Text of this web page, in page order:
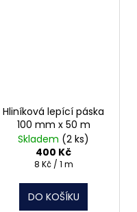
Hliníková lepící páska
100 mm x 50 m
Skladem (2 ks)
400 Kč
Měrná
8 Kč / 1 m
DO KOŠÍKU